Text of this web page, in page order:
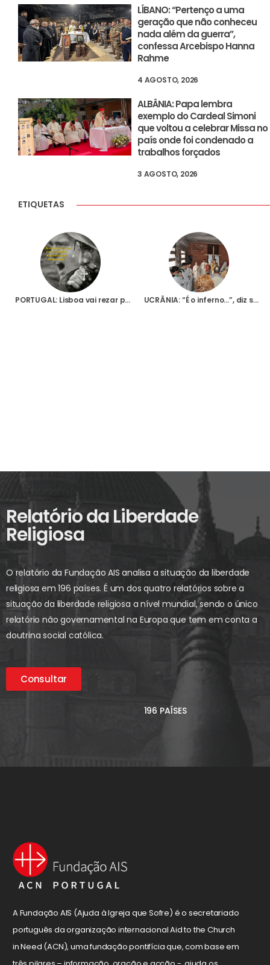
LÍBANO: “Pertenço a uma
geração que não conheceu
nada além da guerra”,
confessa Arcebispo Hanna
Rahme
4 AGOSTO, 2026
ALBÂNIA: Papa lembra
exemplo do Cardeal Simoni
que voltou a celebrar Missa no
país onde foi condenado a
trabalhos forçados
3 AGOSTO, 2026
ETIQUETAS
PORTUGAL: Lisboa vai rezar pela paz na Ucrânia em iniciativa da Fundação AIS e do Presépio na Cidade UCRÂNIA: “É o inferno…”, diz sacerdote descrevendo cenário aterrador na cidade de Mariupol, cercada pelas tropas russas
Relatório da Liberdade
Religiosa
O relatório da Fundação AIS analisa a situação da liberdade
religiosa em 196 países. É um dos quatro relatórios sobre a
situação da liberdade religiosa a nível mundial, sendo o único
relatório não governamental na Europa que tem em conta a
doutrina social católica.
Consultar
196 PAÍSES
A Fundação AIS (Ajuda à Igreja que Sofre) é o secretariado
português da organização internacional Aid to the Church
in Need (ACN), uma fundação pontifícia que, com base em